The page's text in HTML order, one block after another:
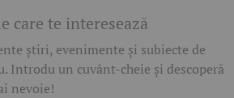
care te interesează
știri, evenimente și subiecte de
Introdu un cuvânt-cheie și descoperă
nevoie!